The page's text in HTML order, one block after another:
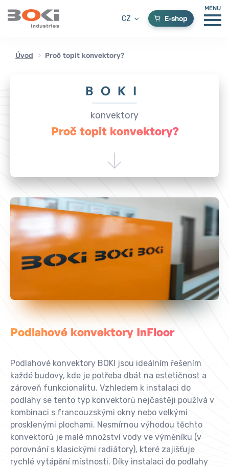
CZ E-shop
MENU
Úvod Proč topit konvektory?
BOKI
konvektory
Proč topit konvektory?
Podlahové konvektory InFloor
Podlahové konvektory BOKI jsou ideálním řešením
každé budovy, kde je potřeba dbát na estetičnost a
zároveň funkcionalitu. Vzhledem k instalaci do
podlahy se tento typ konvektorů nejčastěji používá v
kombinaci s francouzskými okny nebo velkými
prosklenými plochami. Nesmírnou výhodou těchto
konvektorů je malé množství vody ve výměníku (v
porovnání s klasickými radiátory), které zajišťuje
rychlé vytápění místnosti. Díky instalaci do podlahy